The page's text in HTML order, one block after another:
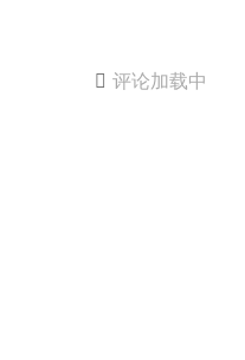
 评论加载中